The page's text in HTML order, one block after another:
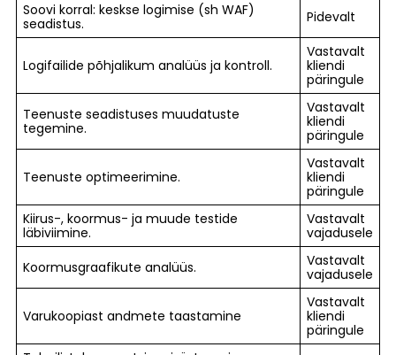
Soovi korral: keskse logimise (sh WAF)
seadistus.
Pidevalt
Logifailide põhjalikum analüüs ja kontroll.
Vastavalt
kliendi
päringule
Teenuste seadistuses muudatuste
tegemine.
Vastavalt
kliendi
päringule
Teenuste optimeerimine.
Vastavalt
kliendi
päringule
Kiirus-, koormus- ja muude testide
läbiviimine.
Vastavalt
vajadusele
Koormusgraafikute analüüs.
Vastavalt
vajadusele
Varukoopiast andmete taastamine
Vastavalt
kliendi
päringule